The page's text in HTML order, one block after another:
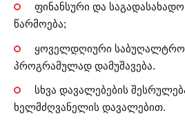
ფინანსური და
წარმოება;
ყოველდღიური საბუღალტრო
პროგრამულად დამუშავება.
სხვა დავალებების
ხელმძღვანელის დავალებით.